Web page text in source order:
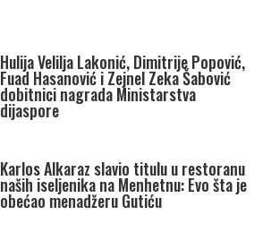
Hulija Velilja Lakonić, Dimitrije Popović,
Fuad Hasanović i Zejnel Zeka Šabović
dobitnici nagrada Ministarstva
dijaspore
Karlos Alkaraz slavio titulu u restoranu
naših iseljenika na Menhetnu: Evo šta je
obećao menadžeru Gutiću